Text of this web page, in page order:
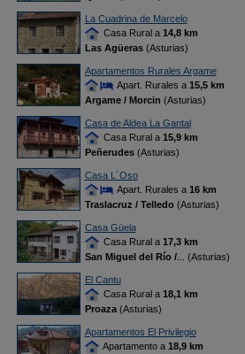
La Cuadrina de Marcelo
Casa Rural a 14,8 km
Las Agüeras(Asturias)
Apartamentos Rurales Argame
Apart. Rurales a 15,5 km
Argame / Morcin (Asturias)
Casa de Aldea La Gantal
Casa Rural a 15,9 km
Peñerudes(Asturias)
Casa L´Oso
Apart. Rurales a 16 km
Traslacruz / Telledo(Asturias)
Casa Güela
Casa Rural a 17,3 km
San Miguel del Río /... (Asturias)
El Cantu
Casa Rural a 18,1 km
Proaza(Asturias)
Apartamentos El Privilegio
Apartamento a 18,9 km